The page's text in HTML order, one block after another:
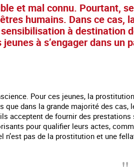
et mal connu. Pourtant,
humains. Dans ce cas,
à destination
à s’engager dans un
Pour ces jeunes, la
dans la grande majorité des cas,
acceptent de fournir des
pour qualifier leurs actes,
n’est pas de la prostitution et une